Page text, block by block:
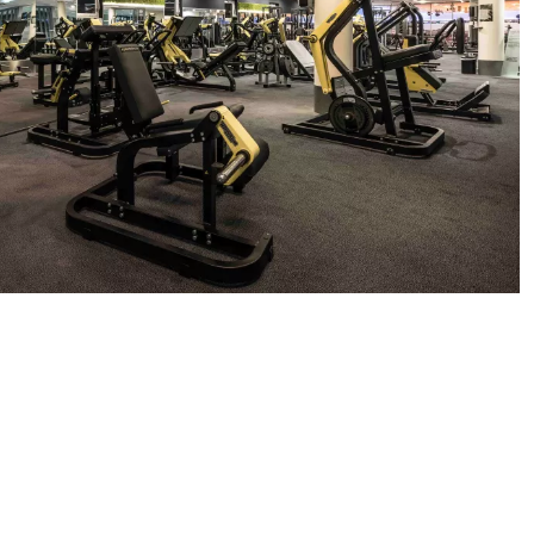
Kalenderjahr bei
Kraftgeräten
- für maximale